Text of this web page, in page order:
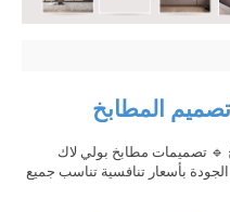
المطابخ
🔹 تصميمات مطابخ بولي لاك
بأسعار تنافسية تناسب جميع